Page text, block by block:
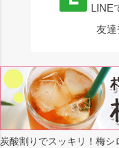
LINE
友
炭酸割りでスッキリ！梅シ